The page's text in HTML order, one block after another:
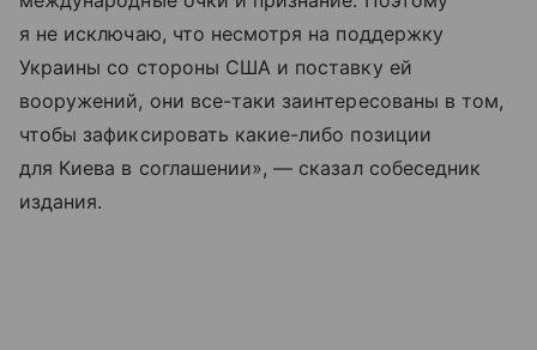
я не исключаю, что несмотря на поддержку
Украины со стороны США и поставку ей
вооружений, они все-таки заинтересованы в том,
чтобы зафиксировать какие-либо позиции
для Киева в соглашении», — сказал собеседник
издания.